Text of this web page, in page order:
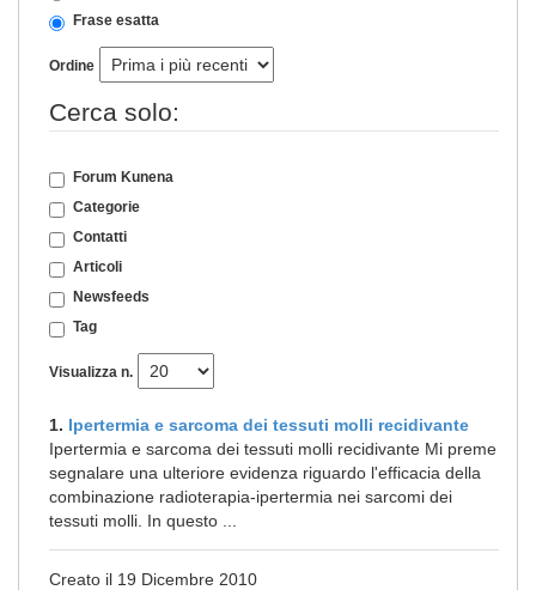
Frase esatta
Ordine
Cerca solo:
Forum Kunena
Categorie
Contatti
Articoli
Newsfeeds
Tag
Visualizza n.
1. Ipertermia e sarcoma dei tessuti molli recidivante
Ipertermia e sarcoma dei tessuti molli recidivante Mi preme
segnalare una ulteriore evidenza riguardo l'efficacia della
combinazione radioterapia-ipertermia nei sarcomi dei
tessuti molli. In questo ...
Creato il 19 Dicembre 2010